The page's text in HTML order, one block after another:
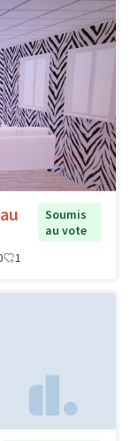
Soumis
au vote
1